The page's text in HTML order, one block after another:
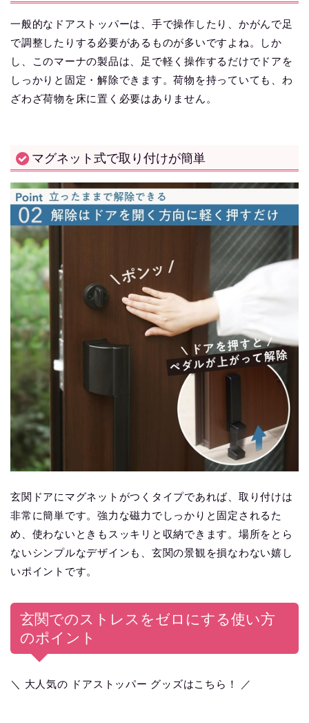
一般的なドアストッパーは、手で操作したり、かがんで足
で調整したりする必要があるものが多いですよね。しか
し、このマーナの製品は、足で軽く操作するだけでドアを
しっかりと固定・解除できます。荷物を持っていても、わ
ざわざ荷物を床に置く必要はありません。
マグネット式で取り付けが簡単
玄関ドアにマグネットがつくタイプであれば、取り付けは
非常に簡単です。強力な磁力でしっかりと固定されるた
め、使わないときもスッキリと収納できます。場所をとら
ないシンプルなデザインも、玄関の景観を損なわない嬉し
いポイントです。
玄関でのストレスをゼロにする使い方
のポイント
＼ 大人気の ドアストッパー グッズはこちら！ ／